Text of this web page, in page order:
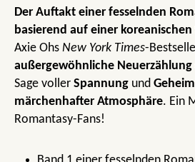
Der Auftakt einer fesselnden
basierend auf einer koreanischen
Axie Ohs New York Times-
außergewöhnliche Neuerzählung
Sage voller Spannung und
märchenhafter Atmosphäre. Ein
Romantasy-Fans!